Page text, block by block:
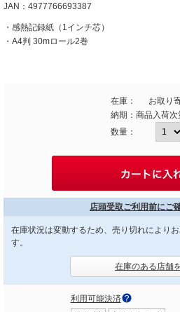
JAN：4977766693387
・感熱記録紙（1インチ芯）
・A4判 30mロール2巻
在庫：
お取り
納期： 商品入荷次
数量：
店頭受取ご利用前にご
在庫状況は変動するため、売り切れにより
す。
在庫のある店舗
利用可能決済